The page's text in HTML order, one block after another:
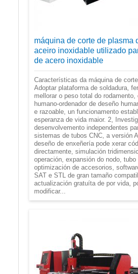
máquina de corte de plasma
aceiro inoxidable utilizado
de acero inoxidable
Características da máquina de
Adoptar plataforma de soldadura,
mellorar o peso total do rodamento,
humano-ordenador de deseño
e razoable, un funcionamento
esperanza de vida maior. 2,
desenvolvemento independentes
sistemas de tubos CNC, a versión
deseño de enxeñería pode xerar
directamente, simulación
operación, expansión do nodo, tubo
optimización de accesorios,
SAT e STL de gran tamaño
actualización gratuíta de por vida,
modificar...